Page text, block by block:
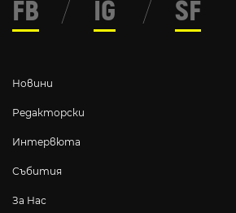
Новини
Редакторски
Интервюта
Събития
За Нас
FB / IG / SF